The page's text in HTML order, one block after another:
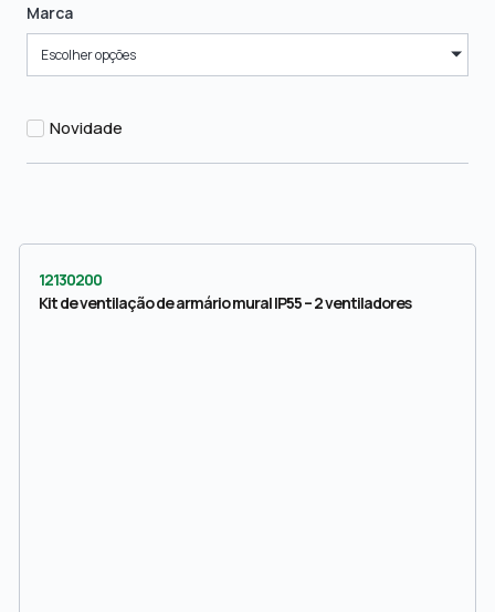
Marca
Escolher opções
Novidade
12130200
Kit de ventilação de armário mural IP55 – 2 ventiladores